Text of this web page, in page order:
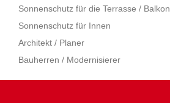
Sonnenschutz für die Terrasse / Balkon
Sonnenschutz für Innen
Architekt / Planer
Bauherren / Modernisierer